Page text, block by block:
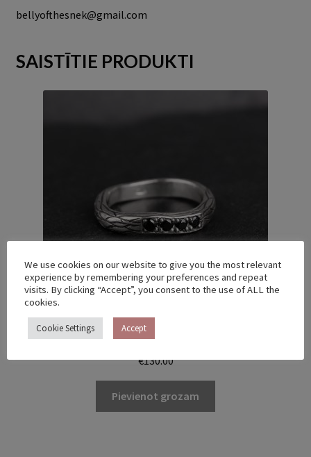
bellyofthesnek@gmail.com
SAISTĪTIE PRODUKTI
TWIG RING – US 5 (15.7)
€130.00
Pievienot grozam
We use cookies on our website to give you the most relevant
experience by remembering your preferences and repeat
visits. By clicking “Accept”, you consent to the use of ALL the
cookies.
Cookie Settings Accept